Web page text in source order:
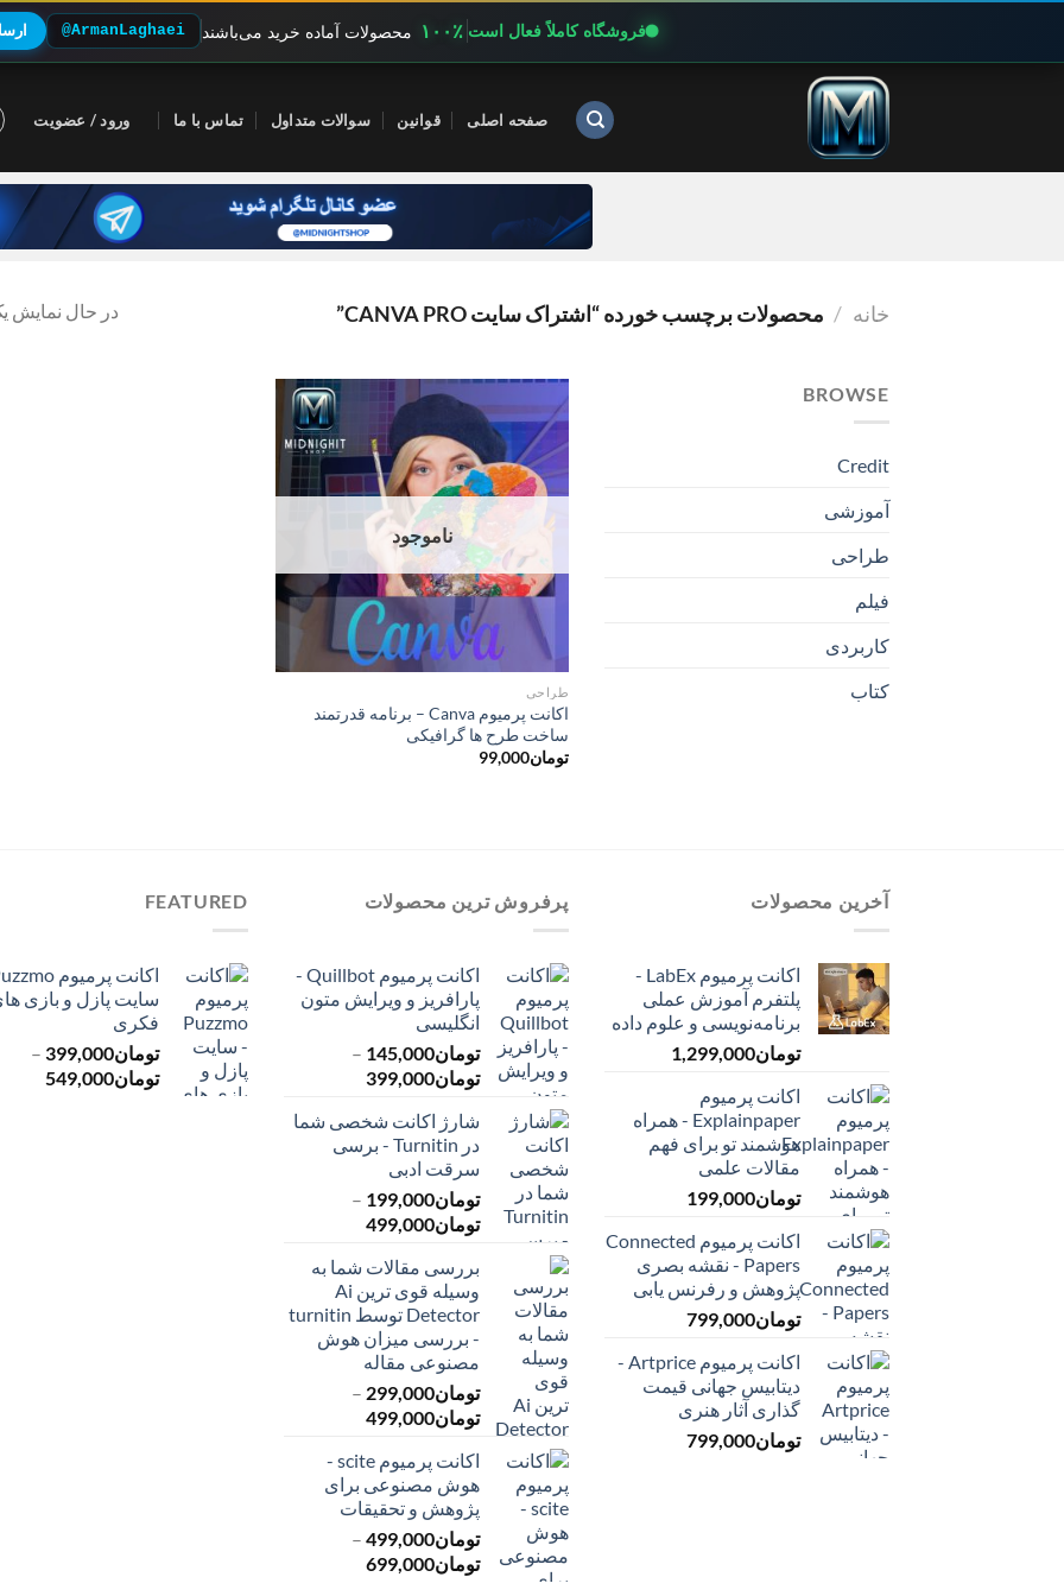
فروشگاه کاملاً فعال است ۱۰۰٪ محصولات آماده خرید می‌باشند @ArmanLaghaei
صفحه اصلی قوانین سوالات متداول تماس با ما ورود / عضویت
خانه / محصولات برچسب خورده “اشتراک سایت CANVA PRO” در حال نمایش
BROWSE
Credit
آموزشی
طراحی
فیلم
کاربردی
کتاب
ناموجود
طراحی
اکانت پرمیوم Canva – برنامه قدرتمند
ساخت طرح ها گرافیکی
تومان99,000
آخرین محصولات
اکانت پرمیوم LabEx -
پلتفرم آموزش عملی
برنامه‌نویسی و علوم داده
تومان1,299,000
اکانت پرمیوم
Explainpaper - همراه
هوشمند تو برای فهم
مقالات علمی
تومان199,000
اکانت پرمیوم Connected
Papers - نقشه بصری
پژوهش و رفرنس یابی
تومان799,000
اکانت پرمیوم Artprice -
دیتابیس جهانی قیمت
‌گذاری آثار هنری
تومان799,000
پرفروش ترین محصولات
اکانت پرمیوم Quillbot -
پارافریز و ویرایش متون
انگلیسی
تومان145,000
–
تومان399,000
تومان145,000
تا
شارژ اکانت شخصی شما
در Turnitin - برسی
سرقت ادبی
تومان199,000
–
تومان499,000محدوده
تومان199,000
تا
تومان499,000
بررسی مقالات شما به
وسیله قوی ترین Ai
Detector توسط turnitin
- بررسی میزان هوش
مصنوعی مقاله
تومان299,000
–
تومان499,000محدوده
تا
تومان499,000
اکانت پرمیوم scite -
هوش مصنوعی برای
پژوهش و تحقیقات
تومان499,000
–
تومان699,000محدوده
FEATURED
سایت پازل و بازی
فکری
تومان399,000
–
تومان549,000